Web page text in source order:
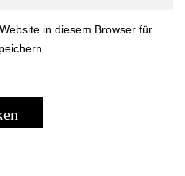
in diesem Browser für